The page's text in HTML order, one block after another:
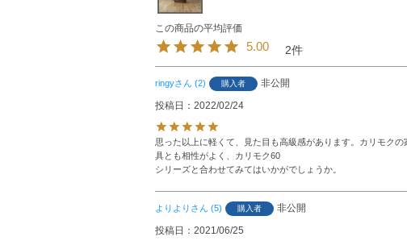
5.00 2
ringy 2 購入者
非公開
投稿日
2022/02/24
思った以上に軽くて、見た目も高級感があります。カリモクの
具とも相性がよく、カリモク60
シリーズと合わせてみてはいかがでしょうか。
よりより 5 購入者
非公開
投稿日
2021/06/25